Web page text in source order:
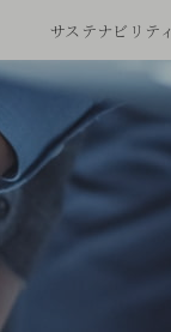
サステナビリティ